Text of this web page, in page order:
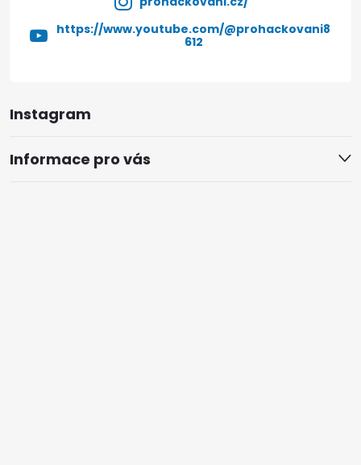
Instagram
Informace pro vás
https://www.youtube.com/@prohackovani8
612